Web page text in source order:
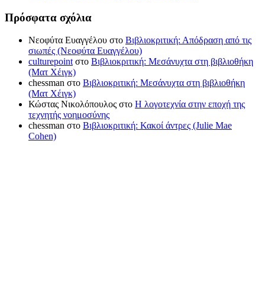
Πρόσφατα σχόλια
Νεοφύτα Ευαγγέλου στο Βιβλιοκριτική: Απόδραση από τις
σιωπές (Νεοφύτα Ευαγγέλου)
culturepointστο Βιβλιοκριτική: Μεσάνυχτα στη βιβλιοθήκη
(Ματ Χέιγκ)
chessman στο Βιβλιοκριτική: Μεσάνυχτα στη βιβλιοθήκη
(Ματ Χέιγκ)
Κώστας Νικολόπουλος στο Η λογοτεχνία στην εποχή της
τεχνητής νοημοσύνης
chessman στο Βιβλιοκριτική: Κακοί άντρες (Julie Mae
Cohen)